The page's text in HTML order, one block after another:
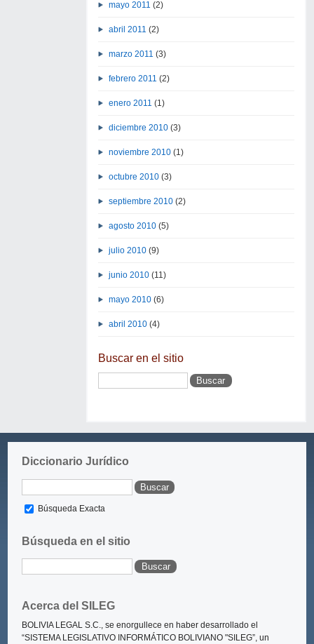
mayo 2011 (2)
abril 2011 (2)
marzo 2011 (3)
febrero 2011 (2)
enero 2011 (1)
diciembre 2010(3)
noviembre 2010(1)
octubre 2010(3)
septiembre 2010(2)
agosto 2010(5)
julio 2010(9)
junio 2010(11)
mayo 2010(6)
abril 2010(4)
Buscar en el sitio
Diccionario Jurídico
Búsqueda Exacta
Búsqueda en el sitio
Acerca del SILEG
BOLIVIA LEGAL S.C., se enorgullece en haber desarrollado el
“SISTEMA LEGISLATIVO INFORMÁTICO BOLIVIANO "SILEG”, un